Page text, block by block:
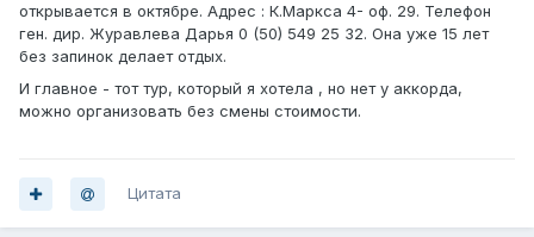
открывается в октябре. Адрес : К.Маркса 4- оф. 29. Телефон
ген. дир. Журавлева Дарья 0 (50) 549 25 32. Она уже 15 лет
без запинок делает отдых.
И главное - тот тур, который я хотела , но нет у аккорда,
можно организовать без смены стоимости.
Цитата